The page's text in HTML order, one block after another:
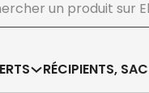
RÉCIPIENTS,